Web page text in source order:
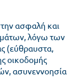
ασφαλή και
λόγω των
(εύθραυστα,
οικοδομής
ασυνεννοησία